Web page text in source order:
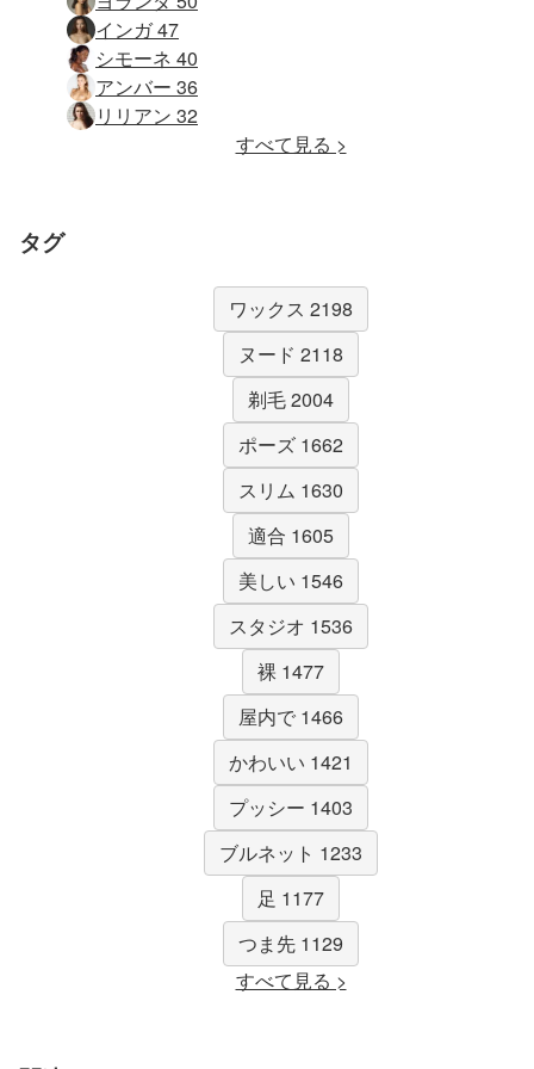
インガ 47
シモーネ 40
アンバー 36
リリアン 32
すべて見る >
タグ
ワックス 2198
ヌード 2118
剃毛 2004
ポーズ 1662
スリム 1630
適合 1605
美しい 1546
スタジオ 1536
裸 1477
屋内で 1466
かわいい 1421
プッシー 1403
ブルネット 1233
足 1177
つま先 1129
すべて見る >